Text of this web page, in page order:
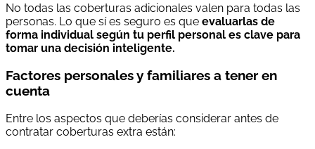
No todas las coberturas adicionales valen para todas las
personas. Lo que sí es seguro es que evaluarlas de
forma individual según tu perfil personal es clave para
tomar una decisión inteligente.
Factores personales y familiares a tener en
cuenta
Entre los aspectos que deberías considerar antes de
contratar coberturas extra están: